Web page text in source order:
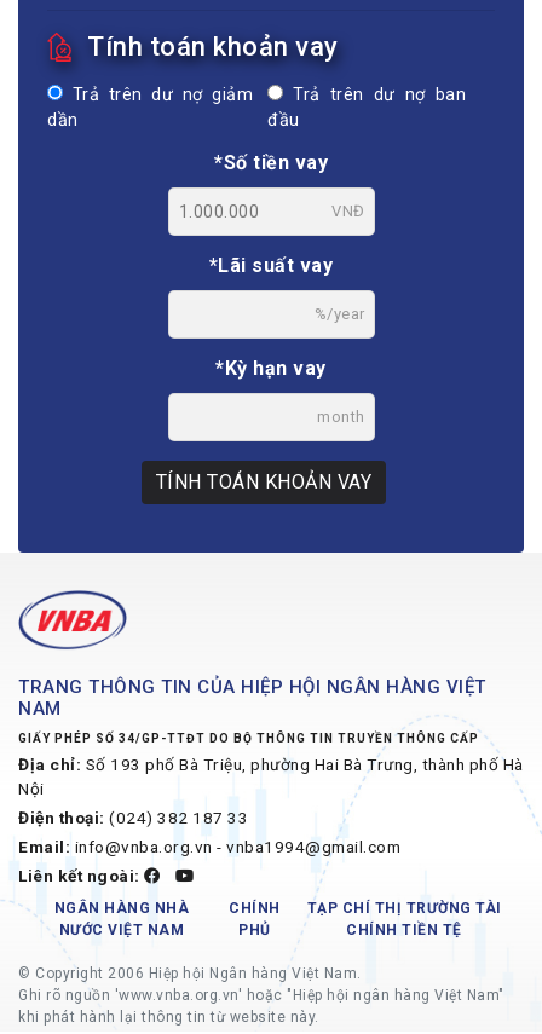
Tính toán khoản vay
Trả trên dư nợ giảm
dần
Trả trên dư nợ ban
đầu
*Số tiền vay
VNĐ
*Lãi suất vay
%/year
*Kỳ hạn vay
month
TÍNH TOÁN KHOẢN VAY
TRANG THÔNG TIN CỦA HIỆP HỘI NGÂN HÀNG VIỆT
NAM
GIẤY PHÉP SỐ 34/GP-TTĐT DO BỘ THÔNG TIN TRUYỀN THÔNG CẤP
Địa chỉ: Số 193 phố Bà Triệu, phường Hai Bà Trưng, thành phố Hà
Nội
Điện thoại: (024) 382 187 33
Email: info@vnba.org.vn - vnba1994@gmail.com
Liên kết ngoài:
NGÂN HÀNG NHÀ
NƯỚC VIỆT NAM
CHÍNH
PHỦ
TẠP CHÍ THỊ TRƯỜNG TÀI
CHÍNH TIỀN TỆ
© Copyright 2006 Hiệp hội Ngân hàng Việt Nam.
Ghi rõ nguồn 'www.vnba.org.vn' hoặc "Hiệp hội ngân hàng Việt Nam"
khi phát hành lại thông tin từ website này.